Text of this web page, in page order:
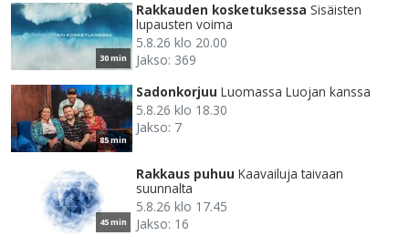
30 min
Rakkauden kosketuksessa Sisäisten
lupausten voima
5.8.26 klo 20.00
Jakso: 369
85 min
Sadonkorjuu Luomassa Luojan kanssa
5.8.26 klo 18.30
Jakso: 7
45 min
Rakkaus puhuu Kaavailuja taivaan
suunnalta
5.8.26 klo 17.45
Jakso: 16